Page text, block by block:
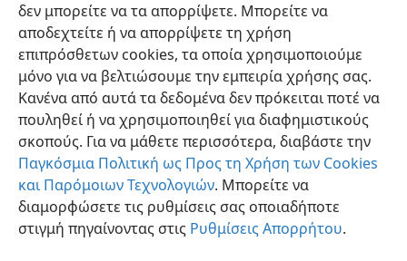
δεν μπορείτε να τα απορρίψετε. Μπορείτε να
αποδεχτείτε ή να απορρίψετε τη χρήση
επιπρόσθετων cookies, τα οποία χρησιμοποιούμε
μόνο για να βελτιώσουμε την εμπειρία χρήσης σας.
Κανένα από αυτά τα δεδομένα δεν πρόκειται ποτέ να
πουληθεί ή να χρησιμοποιηθεί για διαφημιστικούς
σκοπούς. Για να μάθετε περισσότερα, διαβάστε την
Παγκόσμια Πολιτική ως Προς τη Χρήση των Cookies
και Παρόμοιων Τεχνολογιών. Μπορείτε να
διαμορφώσετε τις ρυθμίσεις σας οποιαδήποτε
στιγμή πηγαίνοντας στις Ρυθμίσεις Απορρήτου.
Ελληνική Κοινή Χρήση Προτιμήσεις
Copyright© 2026 Watch Tower Bible and Tract Society of Pennsylvania
Όροι Χρήσης Πολιτική Απορρήτου
Ρυθμίσεις Απορρήτου
JW.ORG
Σύνδεση